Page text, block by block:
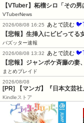
【VTuber】柘榴シロ「その男
VTuberNews
2026/08/08 16:25
あとで読む
【悲報】生挿入にビビって
バズッター速報
2026/08/08 13:32
あとで読む
【悲報】ジャンポケ斉藤の
まとめブレイド
2026/08/08
[PR] 【マンガ】『日本文芸
Kindleストア